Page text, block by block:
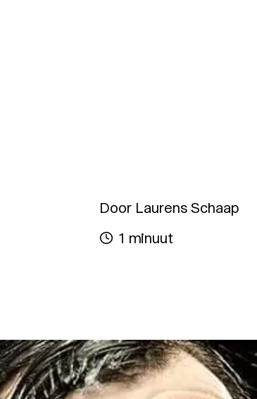
Door Laurens Schaap
1 minuut